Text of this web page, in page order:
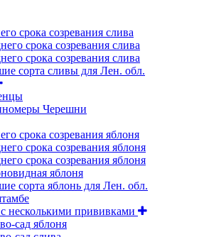
срока созревания слива
срока созревания слива
срока созревания слива
сорта сливы для Лен. обл.
Черешни
срока созревания яблоня
срока созревания яблоня
срока созревания яблоня
яблоня
сорта яблонь для Лен. обл.
несколькими прививками
сад яблоня